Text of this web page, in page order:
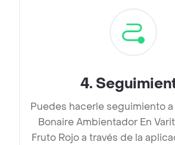
4.
Puedes hacerle seguimiento
Bonaire Ambientador En
Fruto Rojo a través de la